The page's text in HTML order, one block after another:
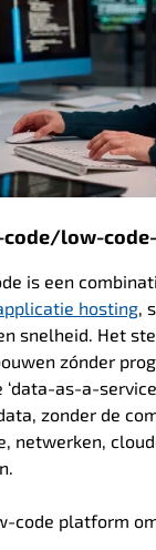
low-
is een
hosting ,
snelheid. Het
zónder
as-a-
zonder de
netwerken,
code platform